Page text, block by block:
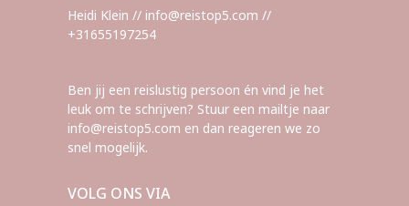
Heidi Klein // info@reistop5.com //
+31655197254
Ben jij een reislustig persoon én vind je het
leuk om te schrijven? Stuur een mailtje naar
info@reistop5.com en dan reageren we zo
snel mogelijk.
VOLG ONS VIA